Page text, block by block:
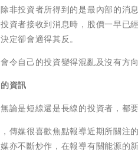
非投資者所得到的是最內部的消
資者接收到消息時，股價一早已
定卻會適得其反。
令自己的投資變得混亂及沒有方
資訊
論是短線還是長線的投資者，都
傳媒很喜歡焦點報導近期所關注
亦不斷炒作，在報導有關能源的